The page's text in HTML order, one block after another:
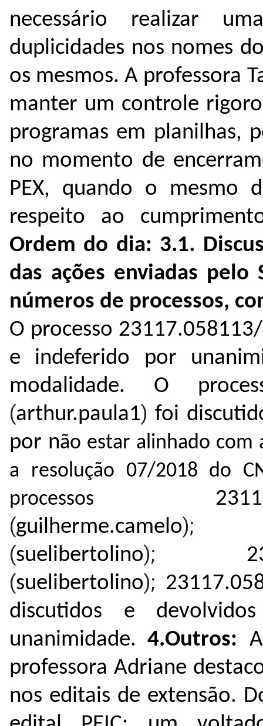
necessário realizar
duplicidades nos nomes
os mesmos. A professora
manter um controle
programas em planilhas,
no momento de
PEX, quando o mesmo
respeito ao
Ordem do dia: 3.1.
das ações enviadas pelo
números de processos,
O processo 23117.
e indeferido por
modalidade. O
(arthur.paula1) foi
por não estar alinhado com
a resolução 07/2018 do
processos
(guilherme.camelo
(suelibertolino);
(suelibertolino); 23117.
discutidos e
unanimidade. 4.Outros:
professora Adriane
nos editais de extensão.